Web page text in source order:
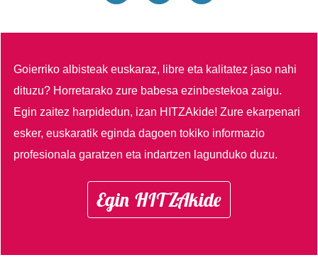
Goierriko albisteak euskaraz, libre eta kalitatez jaso nahi
dituzu? Horretarako zure babesa ezinbestekoa zaigu.
Egin zaitez harpidedun, izan HITZAkide!Zure ekarpenari
esker, euskaratik eginda dagoen tokiko informazio
profesionala garatzen eta indartzen lagunduko duzu.
Egin HITZAkide